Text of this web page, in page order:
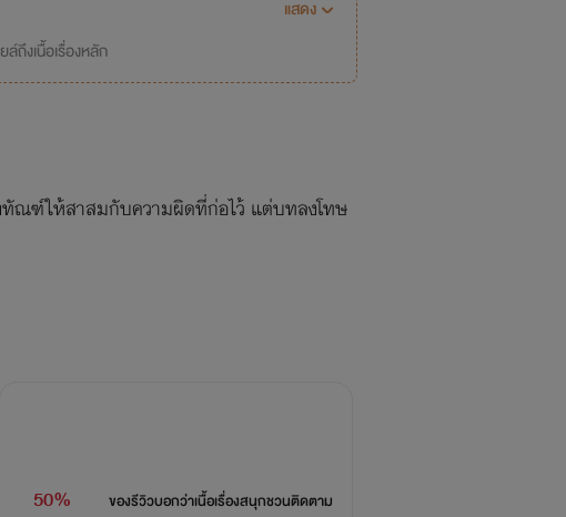
แสดง
ถึงเนื้อเรื่องหลัก
ทัณฑ์ให้สาสมกับความผิดที่ก่อไว้ แต่บทลงโทษ
50% ของรีวิวบอกว่าเนื้อเรื่องสนุกชวนติดตาม